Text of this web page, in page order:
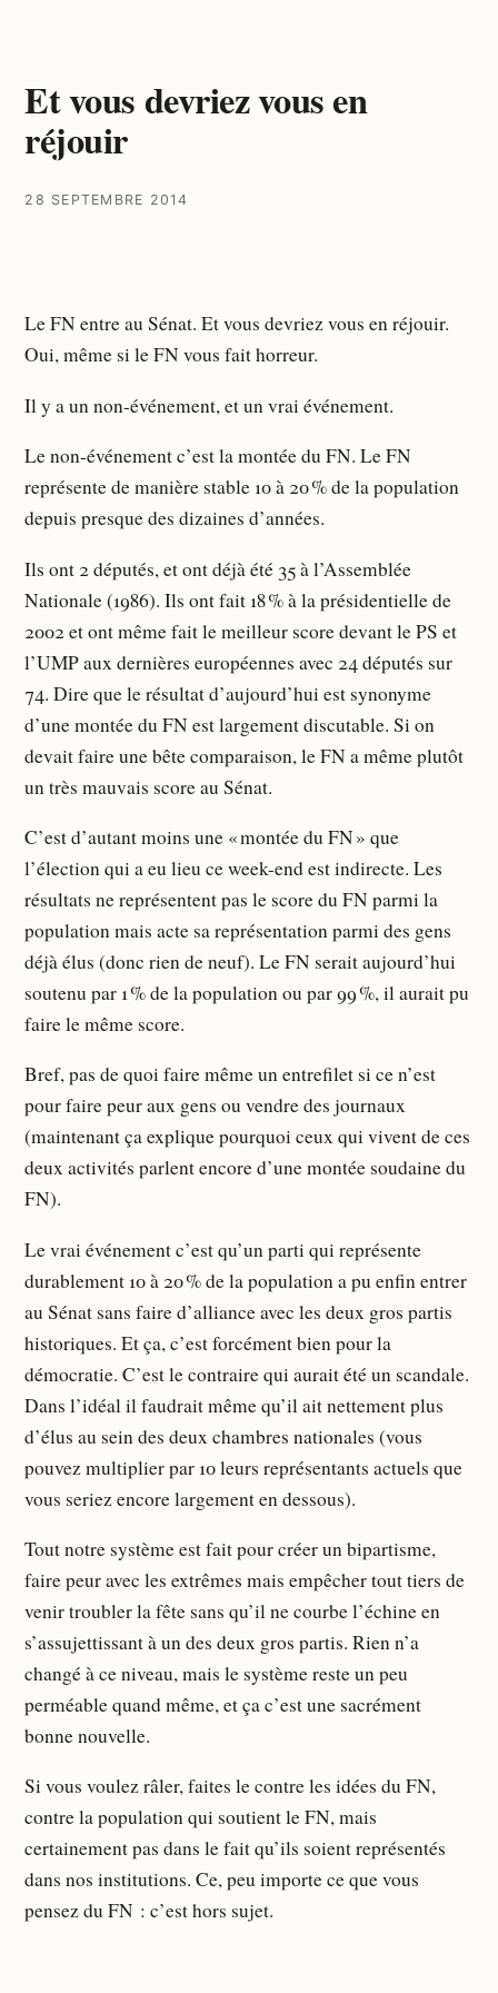
Et vous devriez vous en
réjouir
28 SEPTEMBRE 2014
Le FN entre au Sénat. Et vous devriez vous en réjouir.
Oui, même si le FN vous fait horreur.
Il y a un non-événement, et un vrai événement.
Le non-événement c’est la montée du FN. Le FN
représente de manière stable 10 à 20 % de la population
depuis presque des dizaines d’années.
Ils ont 2 députés, et ont déjà été 35 à l’Assemblée
Nationale (1986). Ils ont fait 18 % à la présidentielle de
2002 et ont même fait le meilleur score devant le PS et
l’UMP aux dernières européennes avec 24 députés sur
74. Dire que le résultat d’aujourd’hui est synonyme
d’une montée du FN est largement discutable. Si on
devait faire une bête comparaison, le FN a même plutôt
un très mauvais score au Sénat.
C’est d’autant moins une « montée du FN » que
l’élection qui a eu lieu ce week-end est indirecte. Les
résultats ne représentent pas le score du FN parmi la
population mais acte sa représentation parmi des gens
déjà élus (donc rien de neuf). Le FN serait aujourd’hui
soutenu par 1 % de la population ou par 99 %, il aurait pu
faire le même score.
Bref, pas de quoi faire même un entrefilet si ce n’est
pour faire peur aux gens ou vendre des journaux
(maintenant ça explique pourquoi ceux qui vivent de ces
deux activités parlent encore d’une montée soudaine du
FN).
Le vrai événement c’est qu’un parti qui représente
durablement 10 à 20 % de la population a pu enfin entrer
au Sénat sans faire d’alliance avec les deux gros partis
historiques. Et ça, c’est forcément bien pour la
démocratie. C’est le contraire qui aurait été un scandale.
Dans l’idéal il faudrait même qu’il ait nettement plus
d’élus au sein des deux chambres nationales (vous
pouvez multiplier par 10 leurs représentants actuels que
vous seriez encore largement en dessous).
Tout notre système est fait pour créer un bipartisme,
faire peur avec les extrêmes mais empêcher tout tiers de
venir troubler la fête sans qu’il ne courbe l’échine en
s’assujettissant à un des deux gros partis. Rien n’a
changé à ce niveau, mais le système reste un peu
perméable quand même, et ça c’est une sacrément
bonne nouvelle.
Si vous voulez râler, faites le contre les idées du FN,
contre la population qui soutient le FN, mais
certainement pas dans le fait qu’ils soient représentés
dans nos institutions. Ce, peu importe ce que vous
pensez du FN : c’est hors sujet.